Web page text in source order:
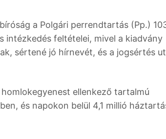
a Polgári perrendtartás (Pp.)
intézkedés feltételei, mivel a kiadvány
sértené jó hírnevét, és a jogsértés
ellenkező tartalmú
és napokon belül 4,1 millió